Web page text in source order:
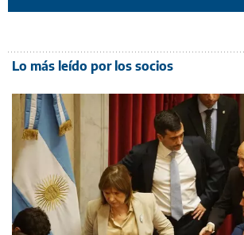
Lo más leído por los socios